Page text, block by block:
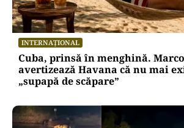
INTERNAȚIONAL
Cuba, prinsă în menghină.
avertizează Havana că nu mai
„supapă de scăpare”